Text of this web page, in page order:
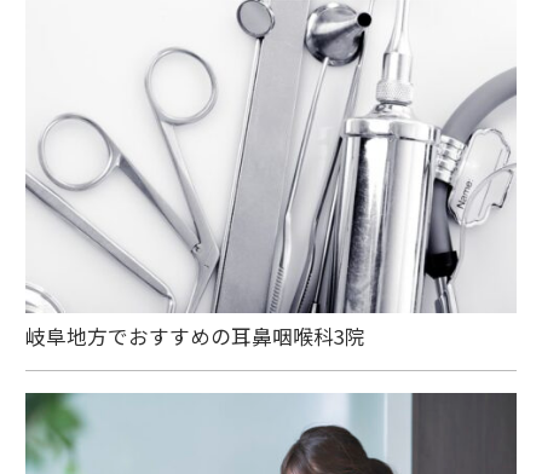
岐阜地方でおすすめの耳鼻咽喉科3院